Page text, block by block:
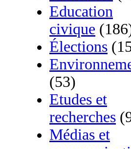
Education
civique
Élections
(53)
Etudes et
recherches
Médias et